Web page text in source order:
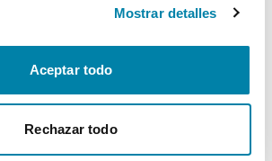
Mostrar detalles
Aceptar todo
Rechazar todo
clientes satisfechos